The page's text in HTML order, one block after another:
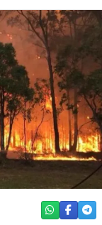
WHATSAPP